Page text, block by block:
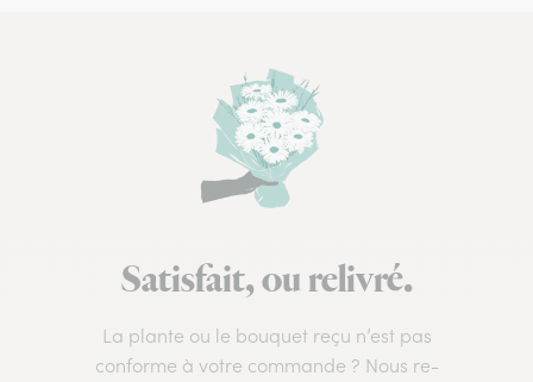
Satisfait, ou relivré.
La plante ou le bouquet reçu n’est pas
conforme à votre commande ? Nous re-